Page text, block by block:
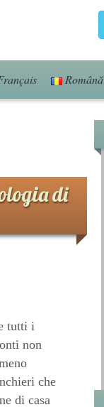
Română
di
tutti i
non
che
di casa